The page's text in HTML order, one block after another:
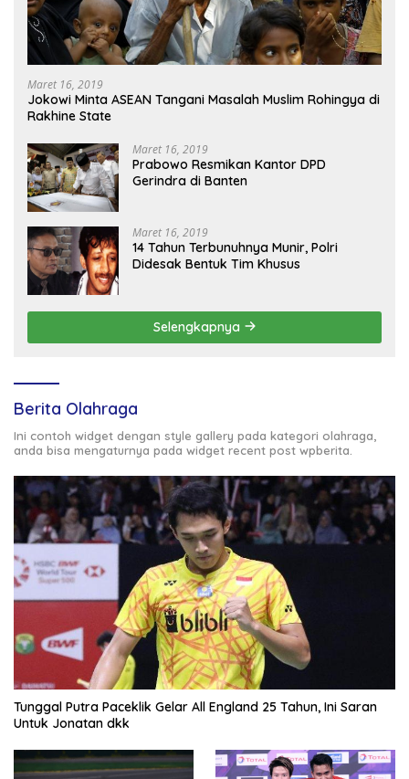
Maret 16, 2019
Jokowi Minta ASEAN Tangani Masalah Muslim Rohingya di
Rakhine State
Maret 16, 2019
Prabowo Resmikan Kantor DPD
Gerindra di Banten
Maret 16, 2019
14 Tahun Terbunuhnya Munir, Polri
Didesak Bentuk Tim Khusus
Selengkapnya
Berita Olahraga
Ini contoh widget dengan style gallery pada kategori olahraga,
anda bisa mengaturnya pada widget recent post wpberita.
Tunggal Putra Paceklik Gelar All England 25 Tahun, Ini Saran
Untuk Jonatan dkk